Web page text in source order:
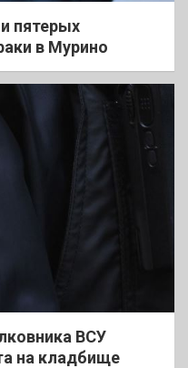
пятерых
в Мурино
ВСУ
на кладбище